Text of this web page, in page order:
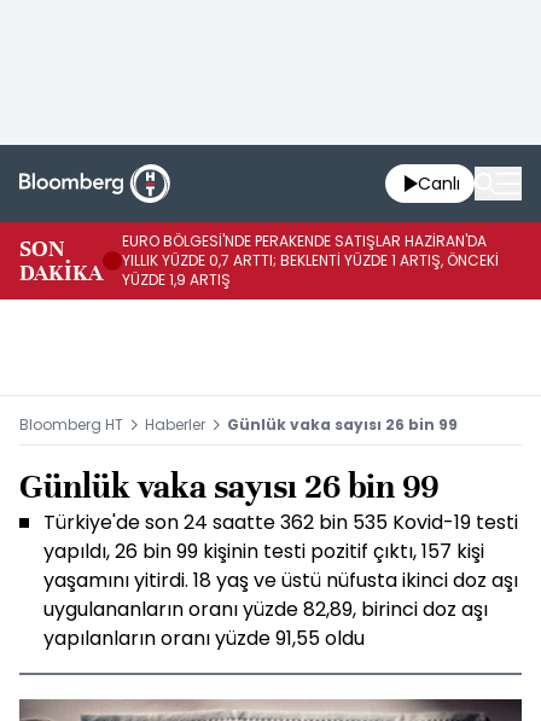
Canlı
SON
DAKİKA
EURO BÖLGESİ'NDE PERAKENDE SATIŞLAR HAZİRAN'DA
YILLIK YÜZDE 0,7 ARTTI; BEKLENTİ YÜZDE 1 ARTIŞ, ÖNCEKİ
YÜZDE 1,9 ARTIŞ
Bloomberg HT Haberler Günlük vaka sayısı 26 bin 99
Günlük vaka sayısı 26 bin 99
Türkiye'de son 24 saatte 362 bin 535 Kovid-19 testi
yapıldı, 26 bin 99 kişinin testi pozitif çıktı, 157 kişi
yaşamını yitirdi. 18 yaş ve üstü nüfusta ikinci doz aşı
uygulananların oranı yüzde 82,89, birinci doz aşı
yapılanların oranı yüzde 91,55 oldu